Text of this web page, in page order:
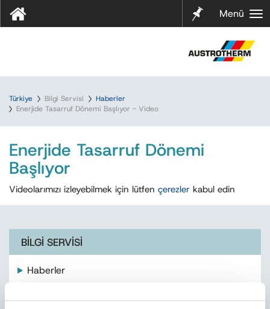
Notları
Menü
Türkiye Bilgi Servisi
Haberler
Enerjide Tasarruf Dönemi Başlıyor - Video
Enerjide Tasarruf Dönemi
Başlıyor
Videolarımızı izleyebilmek için lütfen çerezler kabul edin
BİLGİ SERVİSİ
Haberler